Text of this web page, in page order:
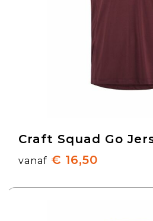
Craft Squad Go
vanaf € 16,50